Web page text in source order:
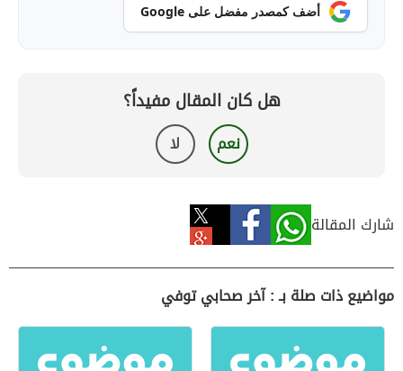
أضف كمصدر مفضل على Google
هل كان المقال مفيداً؟
نعم لا
شارك المقالة
مواضيع ذات صلة بـ : آخر صحابي توفي